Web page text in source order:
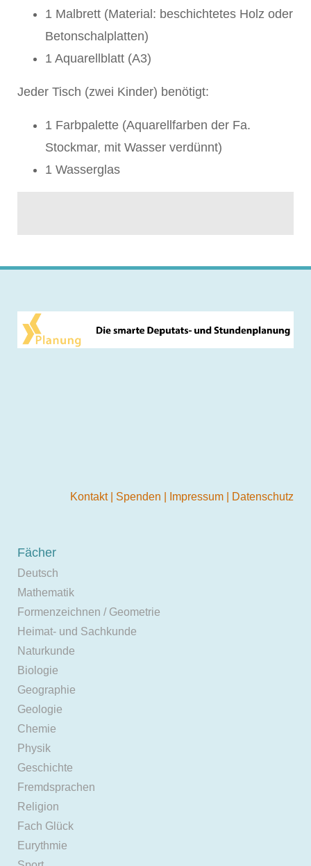
1 Malbrett (Material: beschichtetes Holz oder
Betonschalplatten)
1 Aquarellblatt (A3)
Jeder Tisch (zwei Kinder) benötigt:
1 Farbpalette (Aquarellfarben der Fa.
Stockmar, mit Wasser verdünnt)
1 Wasserglas
Kontakt Spenden Impressum Datenschutz
Fächer
Deutsch
Mathematik
Formenzeichnen / Geometrie
Heimat- und Sachkunde
Naturkunde
Biologie
Geographie
Geologie
Chemie
Physik
Geschichte
Fremdsprachen
Religion
Fach Glück
Eurythmie